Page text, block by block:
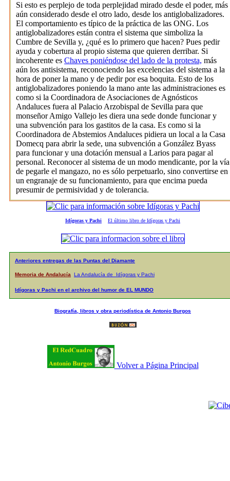
Si esto es perplejo de toda perplejidad mirado desde el poder, más
aún considerado desde el otro lado, desde los antiglobalizadores.
El comportamiento es típico de la práctica de las ONG. Los
antiglobalizadores están contra el sistema que simboliza la
Cumbre de Sevilla y, ¿qué es lo primero que hacen? Pues pedir
ayuda y cobertura al propio sistema que quieren derribar. Si
incoherente es Chaves poniéndose del lado de la protesta, más
aún los antisistema, reconociendo las excelencias del sistema a la
hora de poner la mano y de pedir por esa boquita. Esto de los
antiglobalizadores poniendo la mano ante las administraciones es
como si la Coordinadora de Asociaciones de Agnósticos
Andaluces fuera al Palacio Arzobispal de Sevilla para que
monseñor Amigo Vallejo les diera una sede donde funcionar y
una subvención para los gastitos de la casa. Es como si la
Coordinadora de Abstemios Andaluces pidiera un local a la Casa
Domecq para abrir la sede, una subvención a González Byass
para funcionar y una dotación mensual a Larios para pagar al
personal. Reconocer al sistema de un modo mendicante, por la vía
de pegarle el mangazo, no es sólo perpetuarlo, sino convertirse en
un engranaje de su funcionamiento, para que encima pueda
presumir de permisividad y de tolerancia.
Idígoras y Pachi El último libro de Idígoras y Pachi
Anteriores entregas de las Puntas del Diamante
Memoria de Andalucía La Andalucía de Idígoras y Pachi
Idígoras y Pachi en el archivo del humor de EL MUNDO
Biografía, libros y obra periodística de Antonio Burgos
Volver a Página Principal